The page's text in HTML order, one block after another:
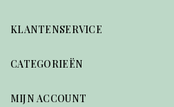
KLANTENSERVICE
CATEGORIEËN
MIJN ACCOUNT